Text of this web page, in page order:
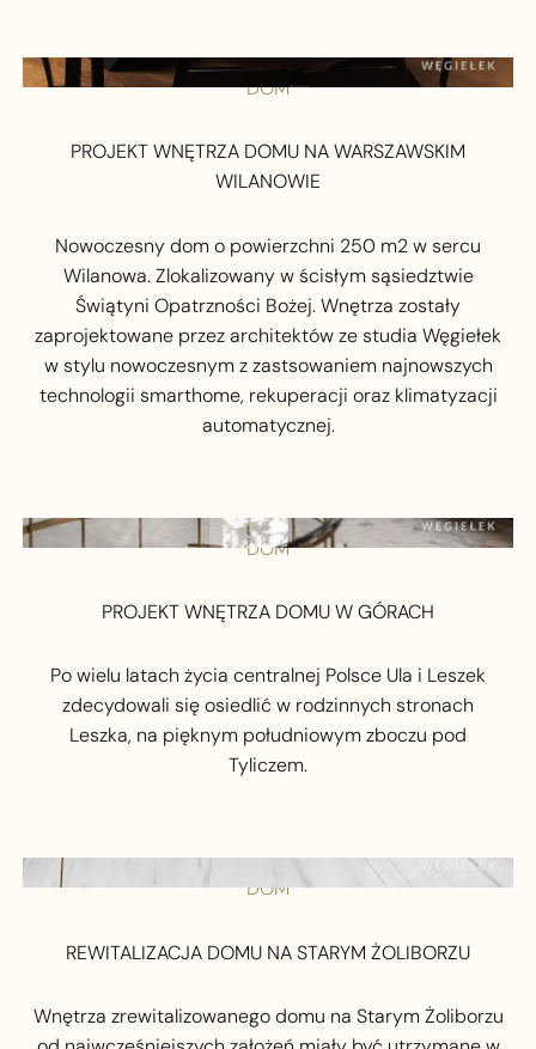
DOM
PROJEKT WNĘTRZA DOMU NA WARSZAWSKIM
WILANOWIE
Nowoczesny dom o powierzchni 250 m2 w sercu
Wilanowa. Zlokalizowany w ścisłym sąsiedztwie
Świątyni Opatrzności Bożej. Wnętrza zostały
zaprojektowane przez architektów ze studia Węgiełek
w stylu nowoczesnym z zastsowaniem najnowszych
technologii smarthome, rekuperacji oraz klimatyzacji
automatycznej.
DOM
PROJEKT WNĘTRZA DOMU W GÓRACH
Po wielu latach życia centralnej Polsce Ula i Leszek
zdecydowali się osiedlić w rodzinnych stronach
Leszka, na pięknym południowym zboczu pod
Tyliczem.
DOM
REWITALIZACJA DOMU NA STARYM ŻOLIBORZU
Wnętrza zrewitalizowanego domu na Starym Żoliborzu